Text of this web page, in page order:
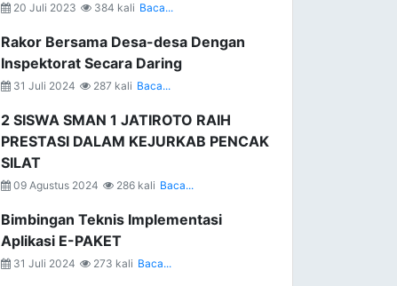
20 Juli 2023 384 kali Baca...
Rakor Bersama Desa-desa Dengan
Inspektorat Secara Daring
31 Juli 2024 287 kali Baca...
2 SISWA SMAN 1 JATIROTO RAIH
PRESTASI DALAM KEJURKAB PENCAK
SILAT
09 Agustus 2024 286 kali Baca...
Bimbingan Teknis Implementasi
Aplikasi E-PAKET
31 Juli 2024 273 kali Baca...